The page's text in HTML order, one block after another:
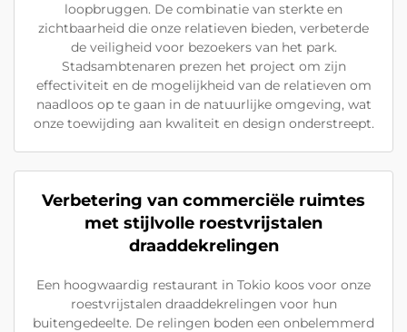
loopbruggen. De combinatie van sterkte en
zichtbaarheid die onze relatieven bieden, verbeterde
de veiligheid voor bezoekers van het park.
Stadsambtenaren prezen het project om zijn
effectiviteit en de mogelijkheid van de relatieven om
naadloos op te gaan in de natuurlijke omgeving, wat
onze toewijding aan kwaliteit en design onderstreept.
Verbetering van commerciële ruimtes
met stijlvolle roestvrijstalen
draaddekrelingen
Een hoogwaardig restaurant in Tokio koos voor onze
roestvrijstalen draaddekrelingen voor hun
buitengedeelte. De relingen boden een onbelemmerd